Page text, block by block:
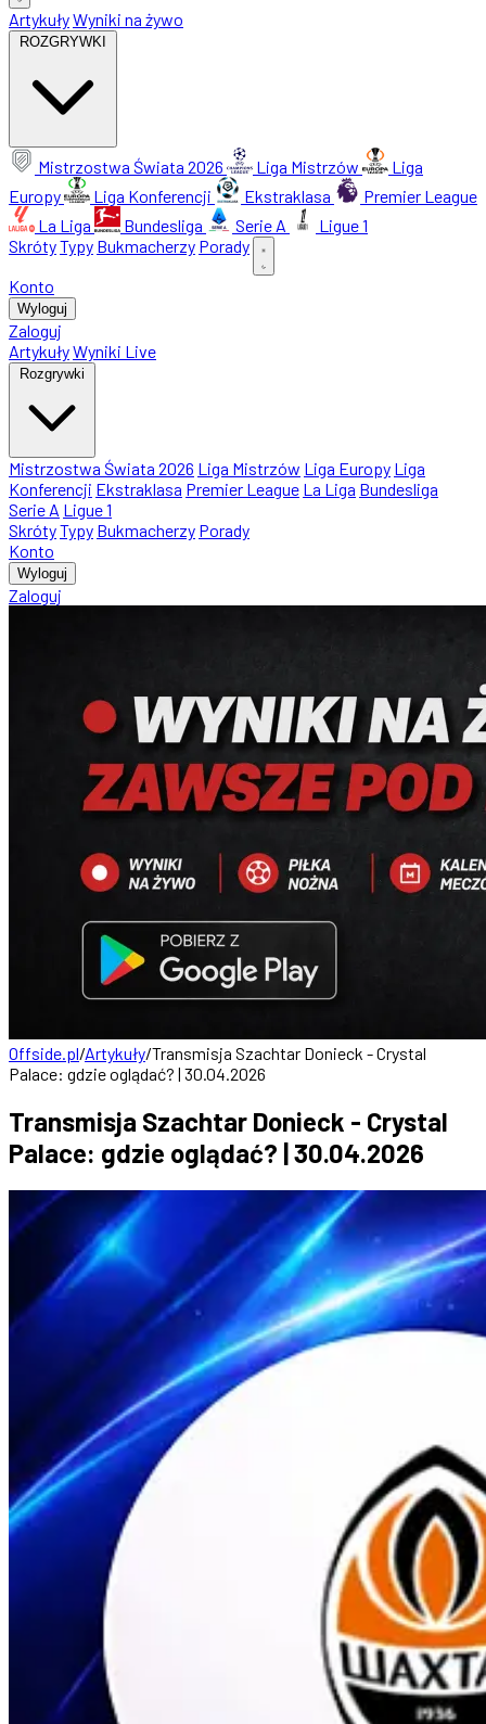
ArtykułyWyniki na żywo
ROZGRYWKI
Mistrzostwa Świata 2026 Liga Mistrzów
Liga
Europy
Liga Konferencji Ekstraklasa
Premier League
La Liga
Bundesliga Serie A
Ligue 1
SkrótyTypy Bukmacherzy Porady
Konto
Wyloguj
Zaloguj
ArtykułyWyniki Live
Rozgrywki
Mistrzostwa Świata 2026 Liga Mistrzów Liga Europy Liga
Konferencji Ekstraklasa Premier League La Liga Bundesliga
Serie A Ligue 1
SkrótyTypy Bukmacherzy Porady
Konto
Wyloguj
Zaloguj
Offside.pl/Artykuły/Transmisja Szachtar Donieck - Crystal
Palace: gdzie oglądać? | 30.04.2026
Transmisja Szachtar Donieck - Crystal
Palace: gdzie oglądać? | 30.04.2026